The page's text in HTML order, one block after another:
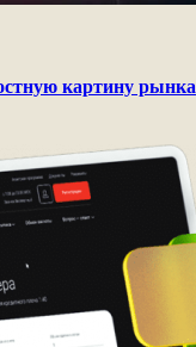
картину рынка